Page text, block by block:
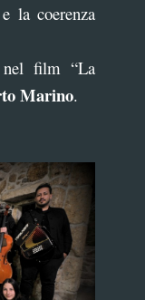
la coerenza
nel film “La
Marino.